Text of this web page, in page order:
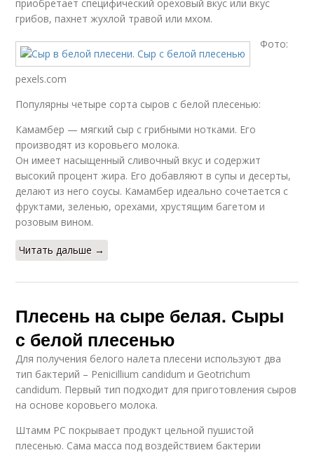
приобретает специфический ореховый вкус или вкус
грибов, пахнет жухлой травой или мхом.
Фото:
pexels.com
Популярны четыре сорта сыров с белой плесенью:
Камамбер — мягкий сыр с грибными нотками. Его
производят из коровьего молока.
Он имеет насыщенный сливочный вкус и содержит
высокий процент жира. Его добавляют в супы и десерты,
делают из него соусы. Камамбер идеально сочетается с
фруктами, зеленью, орехами, хрустящим багетом и
розовым вином.
Читать дальше →
Плесень на сыре белая. Сыры
с белой плесенью
Для получения белого налета плесени используют два
тип бактерий – Penicillium candidum и Geotrichum
candidum. Первый тип подходит для приготовления сыров
на основе коровьего молока.
Штамм PC покрывает продукт цельной пушистой
плесенью. Сама масса под воздействием бактерии